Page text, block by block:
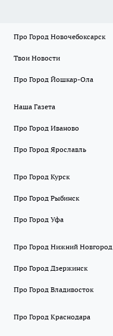
Про Город Новочебоксарск
Твои Новости
Про Город Йошкар-Ола
Наша Газета
Про Город Иваново
Про Город Ярославль
Про Город Курск
Про Город Рыбинск
Про Город Уфа
Про Город Нижний Новгород
Про Город Дзержинск
Про Город Владивосток
Про Город Краснодара